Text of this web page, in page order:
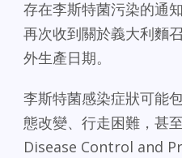
存在李斯特菌污染的通
再次收到關於義大利麵
外生產日期。
李斯特菌感染症狀可能
態改變、行走困難，甚
Disease Control and